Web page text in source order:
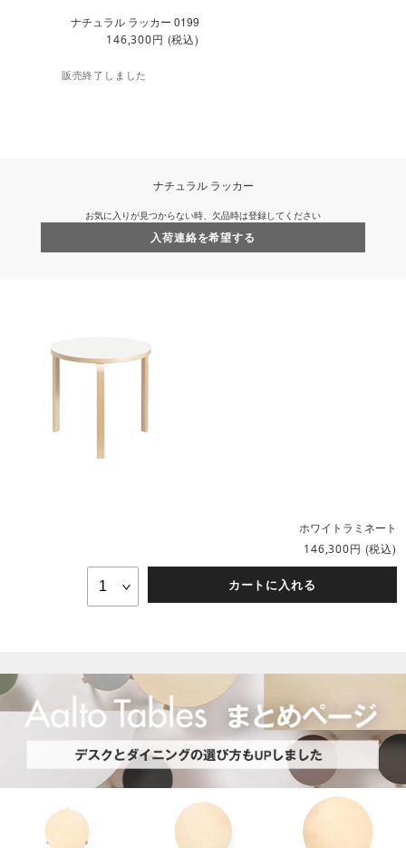
ナチュラル ラッカー 0199
146,300円 (税込)
販売終了しました
ナチュラル ラッカー
お気に入りが見つからない時、欠品時は登録してください
入荷連絡を希望する
ホワイトラミネート
146,300円 (税込)
カートに入れる